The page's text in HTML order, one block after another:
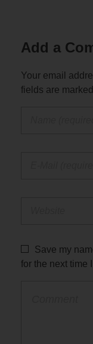
Add a
Your email
fields are
Save my
for the next time